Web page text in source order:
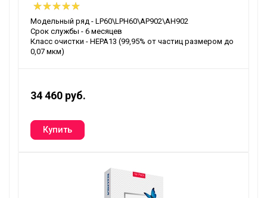
Модельный ряд - LP60\LPH60\AP902\AH902
Срок службы - 6 месяцев
Класс очистки - HEPA13 (99,95% от частиц размером до
0,07 мкм)
34 460 руб.